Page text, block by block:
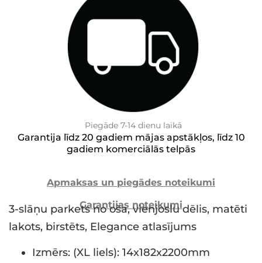
Piegāde 7-14 dienu laikā
Garantija līdz 20 gadiem mājas apstākļos, līdz 10
gadiem komerciālās telpās
Apmaksas un piegādes noteikumi
Garantijas noteikumi
3-slāņu parkets no oša, vienjoslu dēlis, matēti
lakots, birstēts, Elegance atlasījums
Izmērs: (XL liels): 14x182x2200mm